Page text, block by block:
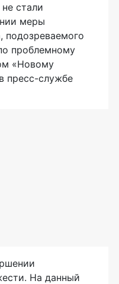
стали
меры
подозреваемого
проблемному
«Новому
пресс-службе
На данный